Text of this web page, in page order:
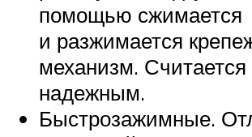
помощью сжимается
и разжимается
механизм. Считается
надежным.
Быстрозажимные.